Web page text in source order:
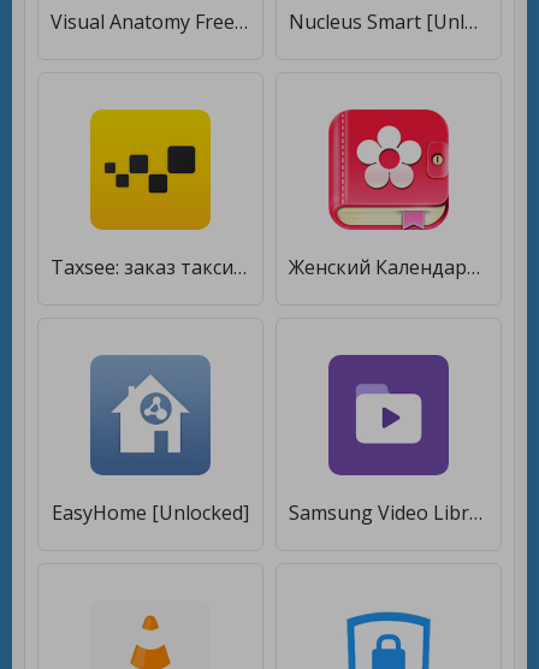
Visual Anatomy Free [Unlocked] Nucleus Smart [Unlocked]
Taxsee: заказ такси [Unlocked] Женский Календарь, овуляции, Календарь менструаций [Unlocked]
EasyHome [Unlocked] Samsung Video Library [Unlocked]